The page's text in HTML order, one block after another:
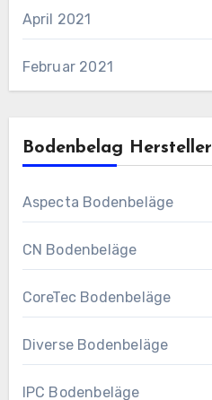
April 2021
Februar 2021
Bodenbelag Hersteller
Aspecta Bodenbeläge
CN Bodenbeläge
CoreTec Bodenbeläge
Diverse Bodenbeläge
IPC Bodenbeläge